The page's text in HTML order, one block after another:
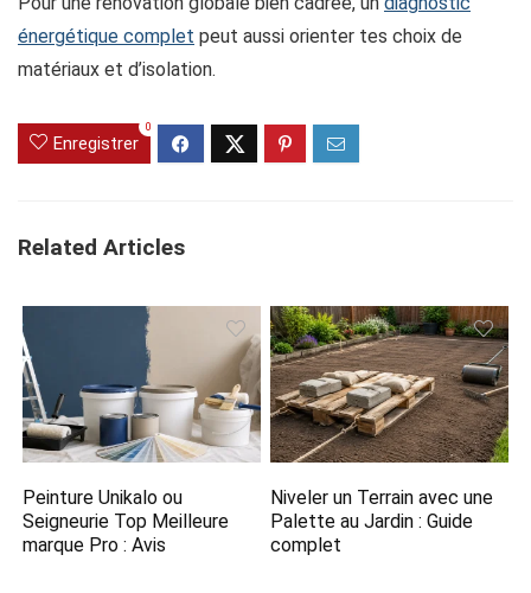
énergétique complet peut aussi orienter tes choix de
matériaux et d’isolation.
Enregistrer
0
Related Articles
Peinture Unikalo ou
Seigneurie Top Meilleure
marque Pro : Avis
Niveler un Terrain avec une
Palette au Jardin : Guide
complet